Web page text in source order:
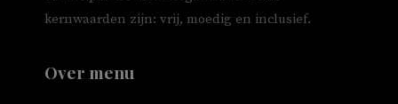
kernwaarden zijn: vrij, moedig en inclusief.
Over menu